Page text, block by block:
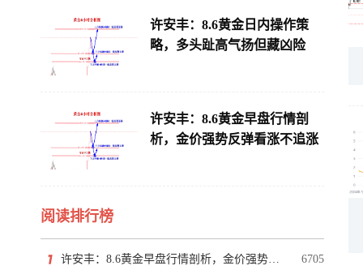
许安丰：8.6黄金日内操作策
略，多头趾高气扬但藏凶险
许安丰：8.6黄金早盘行情剖
析，金价强势反弹看涨不追涨
阅读排行榜
许安丰：8.6黄金早盘行情剖析，金价强势反弹看涨不追涨 6705